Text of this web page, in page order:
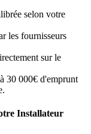
selon votre
les fournisseurs
sur le
30 000€ d'emprunt
Installateur